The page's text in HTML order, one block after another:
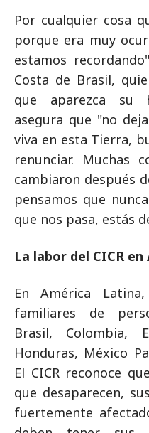
Por cualquier cosa
porque era muy
estamos
Costa de Brasil,
que aparezca su
asegura que "no
viva en esta Tierra,
renunciar. Muchas
cambiaron después
pensamos que
que nos pasa, estás
La labor del CICR
En América
familiares de
Brasil, Colombia,
Honduras, México
El CICR reconoce
que desaparecen,
fuertemente